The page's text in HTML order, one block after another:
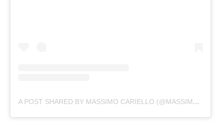
A POST SHARED BY MASSIMO CARIELLO (@MASSIMOCARIELLO)